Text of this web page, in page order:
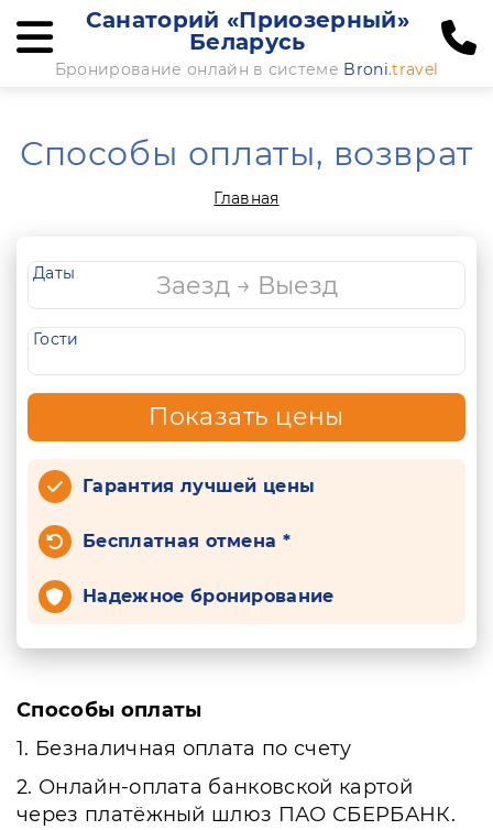
Санаторий «Приозерный»
Беларусь
Бронирование онлайн в системе Broni.travel
Способы оплаты, возврат
Главная
Даты
Гости
Показать цены
Гарантия лучшей цены
Бесплатная отмена *
Надежное бронирование
Способы оплаты
1. Безналичная оплата по счету
2. Онлайн-оплата банковской картой
через платёжный шлюз ПАО СБЕРБАНК.